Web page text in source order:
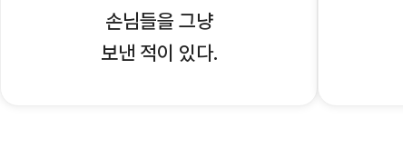
손님들을 그냥
보낸 적이 있다.